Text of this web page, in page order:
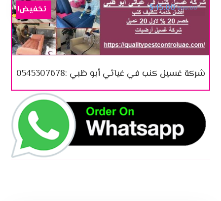
شركة غسيل كنب في غياثي أبو ظبي :0545307678
$60.00
$45.00 تخفيض!